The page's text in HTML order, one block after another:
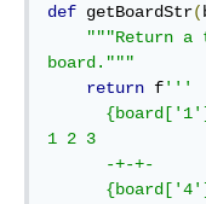
def getBoardStr(
"""Return a
board."""
return f'''
1 2 3